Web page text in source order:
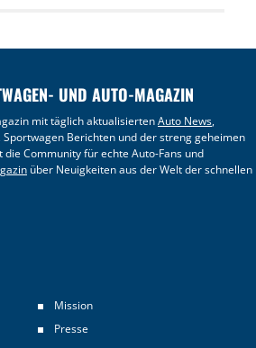
UND AUTO-MAGAZIN
mit täglich aktualisiertenAuto News,
, Sportwagen Berichten und der streng geheimen
die Community für echte Auto-Fans und
über Neuigkeiten aus der Welt der schnellen
Mission
Presse